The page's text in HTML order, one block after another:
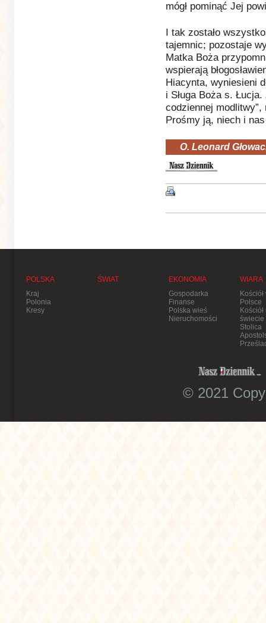
mógł pominąć Jej
I tak zostało
tajemnic; pozostaje
Matka Boża
wspierają
Hiacynta, wyniesieni
i Sługa Boża s.
codziennej modlitwy”,
Prośmy ją, niech i
O. Leonard
POLSKA
Kraj
Polonia
Kresy
ŚWIAT
EKONOMIA
Gospodarka
Finanse
Polska wieś
Nieruchomości
WIARA
Kościół
Polsce
Kościół
świecie
Stolica
© 2021